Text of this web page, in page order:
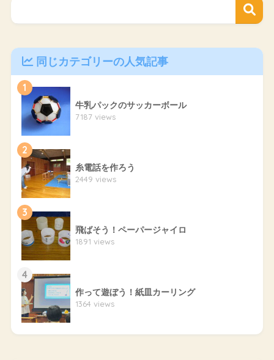
同じカテゴリーの人気記事
1
牛乳パックのサッカーボール
7187 views
2
糸電話を作ろう
2449 views
3
飛ばそう！ペーパージャイロ
1891 views
4
作って遊ぼう！紙皿カーリング
1364 views